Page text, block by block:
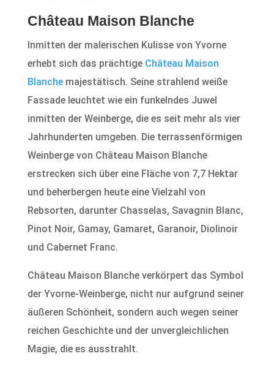
Château Maison Blanche
Inmitten der malerischen Kulisse von Yvorne
erhebt sich das prächtige Château Maison
Blanchemajestätisch. Seine strahlend weiße
Fassade leuchtet wie ein funkelndes Juwel
inmitten der Weinberge, die es seit mehr als vier
Jahrhunderten umgeben. Die terrassenförmigen
Weinberge von Château Maison Blanche
erstrecken sich über eine Fläche von 7,7 Hektar
und beherbergen heute eine Vielzahl von
Rebsorten, darunter Chasselas, Savagnin Blanc,
Pinot Noir, Gamay, Gamaret, Garanoir, Diolinoir
und Cabernet Franc.
Château Maison Blanche verkörpert das Symbol
der Yvorne-Weinberge, nicht nur aufgrund seiner
äußeren Schönheit, sondern auch wegen seiner
reichen Geschichte und der unvergleichlichen
Magie, die es ausstrahlt.